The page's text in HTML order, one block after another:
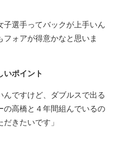
子選手ってバックが上手いん
ォアが得意かなと思いま
ポイント
んですけど、ダブルスで出る
の高橋と４年間組んでいるの
きたいです」